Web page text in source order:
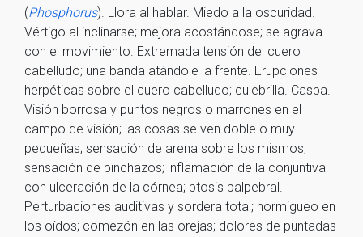
(Phosphorus). Llora al hablar. Miedo a la oscuridad.
Vértigo al inclinarse; mejora acostándose; se agrava
con el movimiento. Extremada tensión del cuero
cabelludo; una banda atándole la frente. Erupciones
herpéticas sobre el cuero cabelludo; culebrilla. Caspa.
Visión borrosa y puntos negros o marrones en el
campo de visión; las cosas se ven doble o muy
pequeñas; sensación de arena sobre los mismos;
sensación de pinchazos; inflamación de la conjuntiva
con ulceración de la córnea; ptosis palpebral.
Perturbaciones auditivas y sordera total; hormigueo en
los oídos; comezón en las orejas; dolores de puntadas